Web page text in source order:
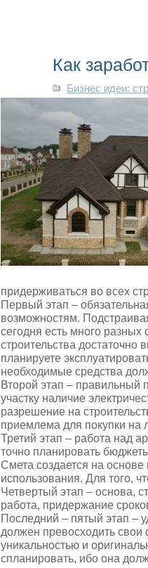
Как
Бизнес идеи:
придерживаться во всех
Первый этап –
возможностям.
сегодня есть много
строительства
планируете
необходимые средства
Второй этап – правильный
участку наличие
разрешение на
приемлема для покупки на
Третий этап – работа над
точно планировать
Смета создается на
использования. Для того,
Четвертый этап – основа,
работа, придержание
Последний – пятый этап –
должен превосходить свои
уникальностью и
спланировать, ибо она